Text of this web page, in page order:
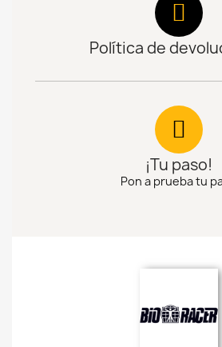
Política de
¡Tu paso!
Pon a prueba tu